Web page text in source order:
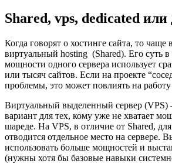
Shared, vps, dedicated или
Когда говорят о хостинге сайта, то
виртуальный hosting (Shared). Его суть
мощности одного сервера использует
или тысяч сайтов. Если на проекте
проблемы, это может повлиять на работу
Виртуальный выделенный сервер
вариант для тех, кому уже не хватает
шареде. На VPS, в отличие от Shared,
отводится отдельное место на сервере.
использовать больше мощностей и
(нужны хотя бы базовые навыки